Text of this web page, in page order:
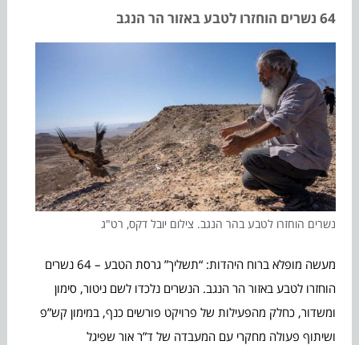
64 נשרים הוחזרו לטבע באזור הר הנגב
נשרים הוחזרו לטבע בהר הנגב. צילום יובל דקס, רט"ג
מעשה מופלא ברוח היהדות: “תשליך” גרסת הטבע – 64 נשרים
הוחזרו לטבע באזור הר הנגב. הנשרים נלכדו לשם ניטור, סימון
ומשדור, כחלק מהפעילות של פרויקט פורשים כנף, במימון קש”פ
ושיתוף פעולה מחקרי עם המעבדה של ד”ר אור שפיגל